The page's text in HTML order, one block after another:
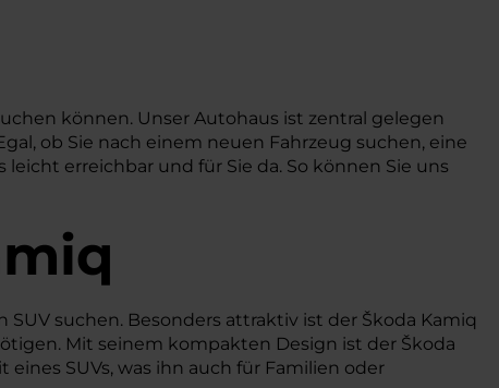
können. Unser Autohaus ist zentral gelegen
ob Sie nach einem neuen Fahrzeug suchen, eine
erreichbar und für Sie da. So können Sie uns
suchen. Besonders attraktiv ist der Škoda Kamiq
Mit seinem kompakten Design ist der Škoda
SUVs, was ihn auch für Familien oder